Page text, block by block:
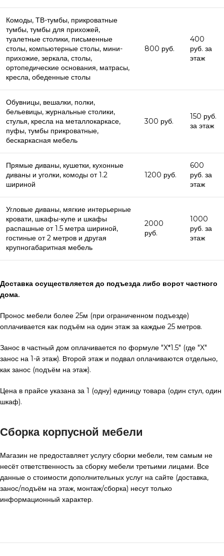
Комоды, ТВ-тумбы, прикроватные
тумбы, тумбы для прихожей,
туалетные столики, письменные
столы, компьютерные столы, мини-
прихожие, зеркала, столы,
ортопедические основания, матрасы,
кресла, обеденные столы
800 руб.
400
руб. за
этаж
Обувницы, вешалки, полки,
бельевицы, журнальные столики,
стулья, кресла на металлокаркасе,
пуфы, тумбы прикроватные,
бескаркасная мебель
300 руб.
150 руб.
за этаж
Прямые диваны, кушетки, кухонные
диваны и уголки, комоды от 1.2
шириной
1200 руб.
600
руб. за
этаж
Угловые диваны, мягкие интерьерные
кровати, шкафы-купе и шкафы
распашные от 1.5 метра шириной,
гостиные от 2 метров и другая
крупногабаритная мебель
2000
руб.
1000
руб. за
этаж
Доставка осуществляется до подъезда либо ворот частного
дома.
Пронос мебели более 25м (при ограниченном подъезде)
оплачивается как подъём на один этаж за каждые 25 метров.
Занос в частный дом оплачивается по формуле "X*1.5" (где "X"
занос на 1-й этаж). Второй этаж и подвал оплачиваются отдельно,
как занос (подъём на этаж).
Цена в прайсе указана за 1 (одну) единицу товара (один стул, один
шкаф).
Сборка корпусной мебели
Магазин не предоставляет услугу сборки мебели, тем самым не
несёт ответственность за сборку мебели третьими лицами. Все
данные о стоимости дополнительных услуг на сайте (доставка,
занос/подъём на этаж, монтаж/сборка) несут только
информационный характер.